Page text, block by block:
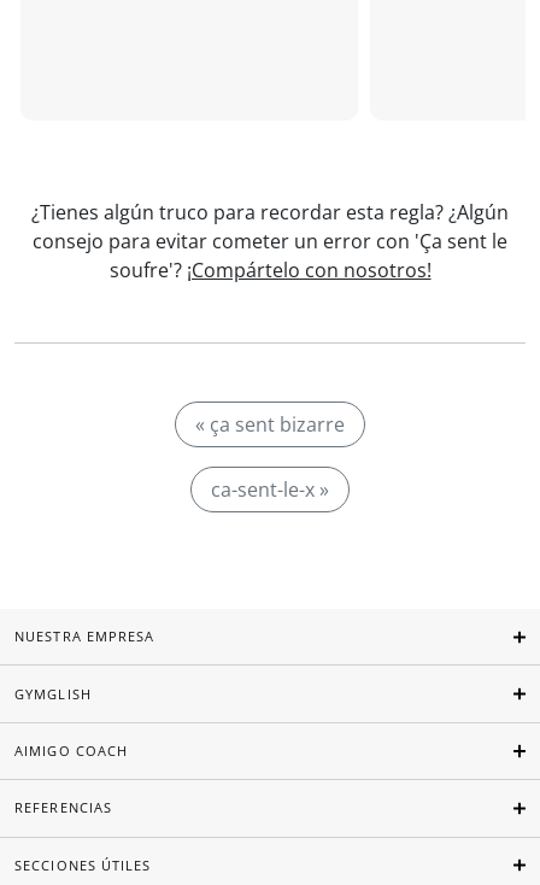
¿Tienes algún truco para recordar esta regla? ¿Algún
consejo para evitar cometer un error con 'Ça sent le
soufre'? ¡Compártelo con nosotros!
« ça sent bizarre
ca-sent-le-x »
NUESTRA EMPRESA
GYMGLISH
AIMIGO COACH
REFERENCIAS
SECCIONES ÚTILES